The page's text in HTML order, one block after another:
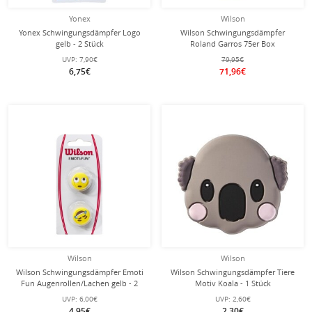
Yonex
Yonex Schwingungsdämpfer Logo
gelb - 2 Stück
UVP: 7,90€
6,75€
Wilson
Wilson Schwingungsdämpfer
Roland Garros 75er Box
79,95€
71,96€
Wilson
Wilson Schwingungsdämpfer Emoti
Fun Augenrollen/Lachen gelb - 2
Stück
UVP: 6,00€
Wilson
Wilson Schwingungsdämpfer Tiere
Motiv Koala - 1 Stück
UVP: 2,60€